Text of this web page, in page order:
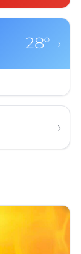
28° ›
›